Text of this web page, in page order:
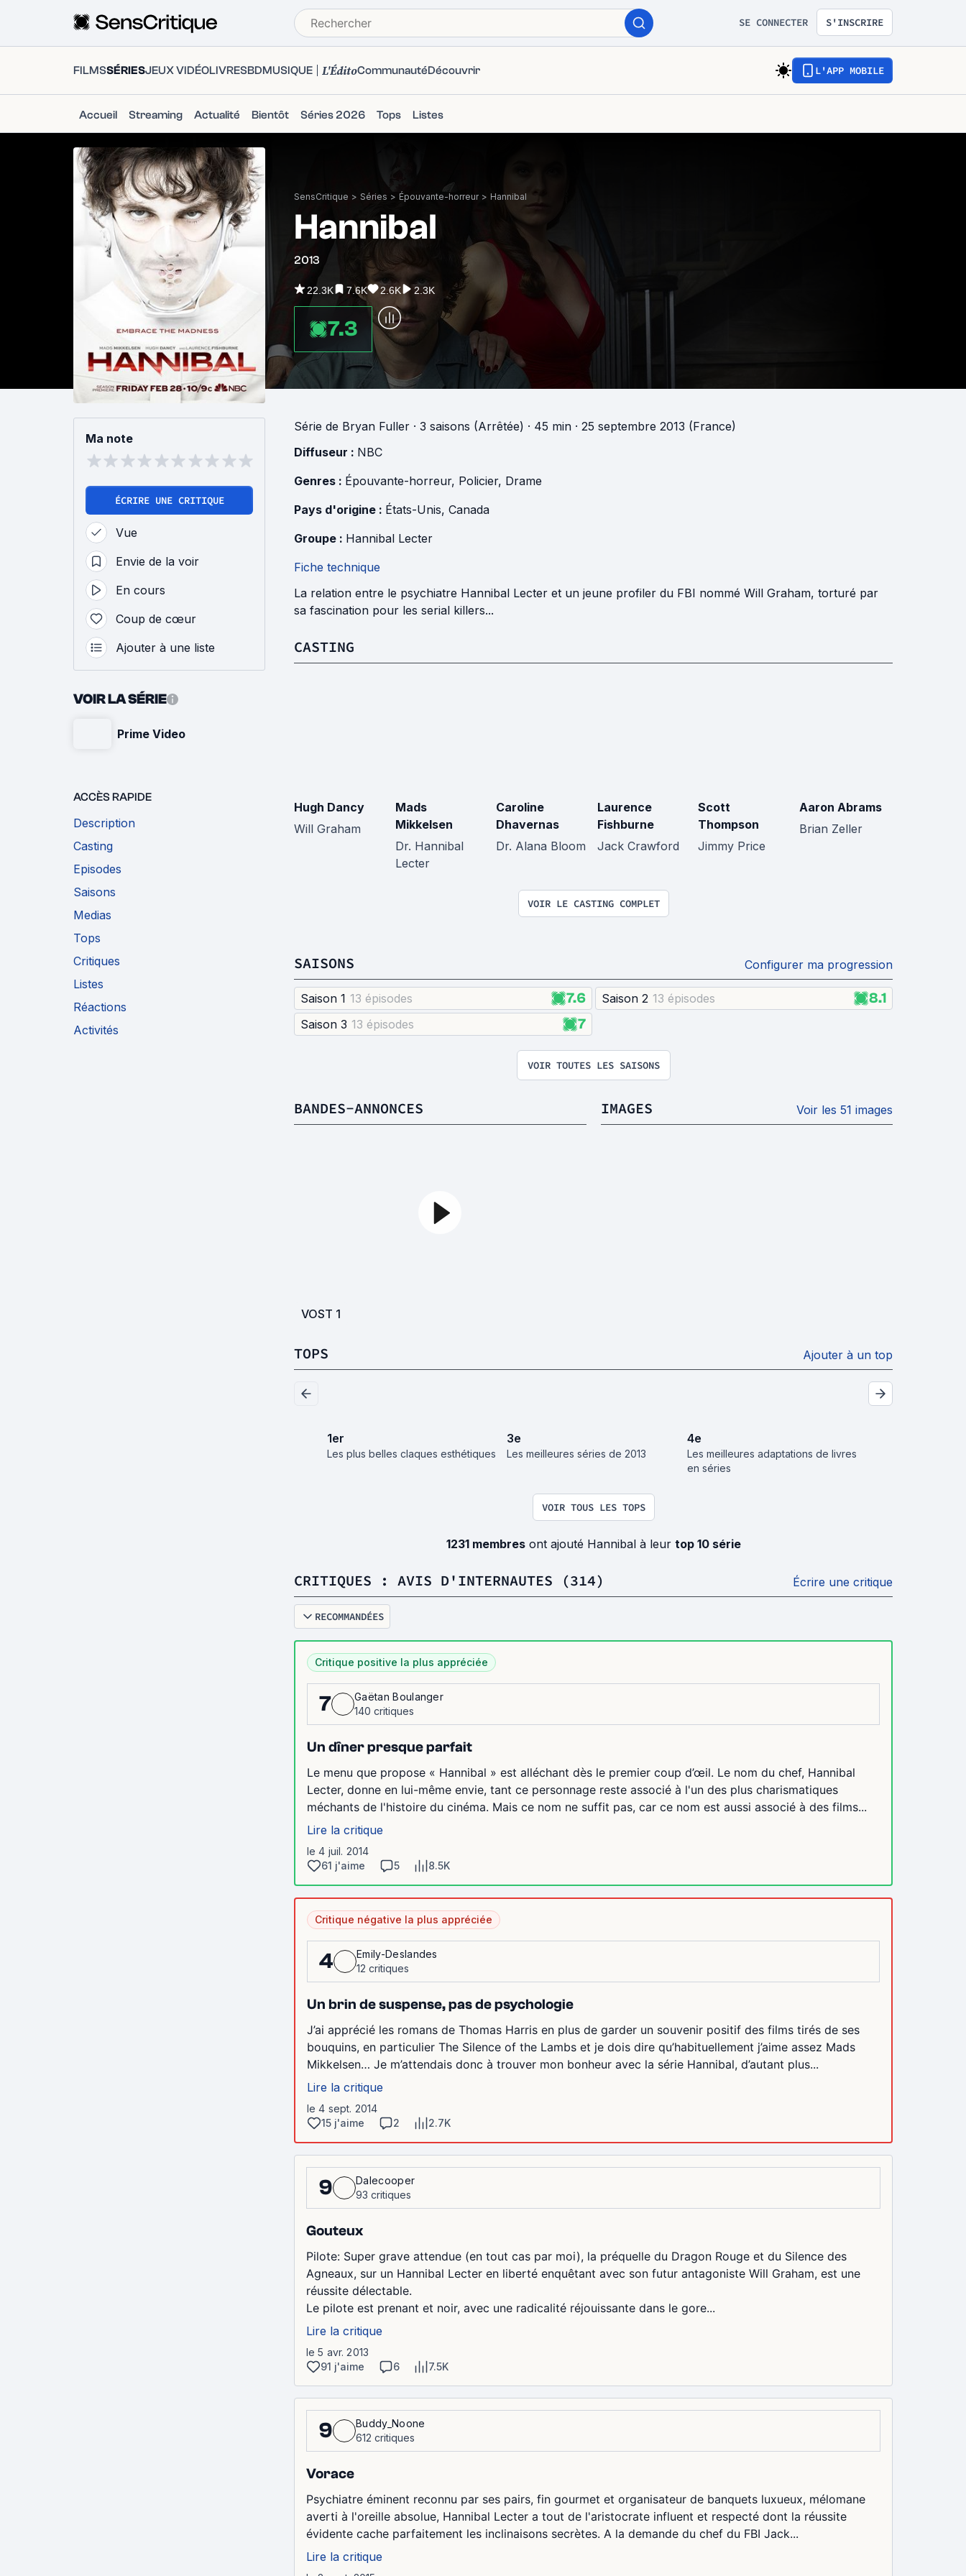
SE CONNECTER S'INSCRIRE
FILMSSÉRIESJEUX VIDÉOLIVRESBDMUSIQUE L'ÉditoCommunautéDécouvrir L'APP MOBILE
Accueil Streaming Actualité Bientôt Séries 2026 Tops Listes
SensCritique > Séries > Épouvante-horreur > Hannibal
Hannibal
2013
22.3K 7.6K 2.6K 2.3K
7.3
Ma note
ÉCRIRE UNE CRITIQUE
Vue
Envie de la voir
En cours
Coup de cœur
Ajouter à une liste
VOIR LA SÉRIE
Prime Video
ACCÈS RAPIDE
Description
Casting
Episodes
Saisons
Medias
Tops
Critiques
Listes
Réactions
Activités
Série de Bryan Fuller · 3 saisons (Arrêtée) · 45 min · 25 septembre 2013 (France)
Diffuseur : NBC
Genres : Épouvante-horreur, Policier, Drame
Pays d'origine : États-Unis, Canada
Groupe : Hannibal Lecter
Fiche technique
La relation entre le psychiatre Hannibal Lecter et un jeune profiler du FBI nommé Will Graham, torturé par
sa fascination pour les serial killers...
CASTING
Hugh Dancy
Will Graham
Mads
Mikkelsen
Dr. Hannibal
Lecter
Caroline
Dhavernas
Dr. Alana Bloom
Laurence
Fishburne
Jack Crawford
Scott
Thompson
Jimmy Price
Aaron Abrams
Brian Zeller
VOIR LE CASTING COMPLET
SAISONS Configurer ma progression
Saison 1 13 épisodes 7.6 Saison 2 13 épisodes 8.1
Saison 3 13 épisodes 7
VOIR TOUTES LES SAISONS
BANDES-ANNONCES
VOST 1
IMAGES Voir les 51 images
TOPS Ajouter à un top
1er
Les plus belles claques esthétiques
3e
Les meilleures séries de 2013
4e
Les meilleures adaptations de livres
en séries
VOIR TOUS LES TOPS
1231 membresont ajouté Hannibal à leur top 10 série
CRITIQUES : AVIS D'INTERNAUTES (314) Écrire une critique
RECOMMANDÉES
Critique positive la plus appréciée
7
Gaëtan Boulanger
140 critiques
Un dîner presque parfait
Le menu que propose « Hannibal » est alléchant dès le premier coup d’œil. Le nom du chef, Hannibal
Lecter, donne en lui-même envie, tant ce personnage reste associé à l'un des plus charismatiques
méchants de l'histoire du cinéma. Mais ce nom ne suffit pas, car ce nom est aussi associé à des films...
Lire la critique
le 4 juil. 2014
61 j'aime
5 8.5K
Critique négative la plus appréciée
4
Emily-Deslandes
12 critiques
Un brin de suspense, pas de psychologie
J’ai apprécié les romans de Thomas Harris en plus de garder un souvenir positif des films tirés de ses
bouquins, en particulier The Silence of the Lambs et je dois dire qu’habituellement j’aime assez Mads
Mikkelsen… Je m’attendais donc à trouver mon bonheur avec la série Hannibal, d’autant plus...
Lire la critique
le 4 sept. 2014
15 j'aime
2 2.7K
9
Dalecooper
93 critiques
Gouteux
Pilote: Super grave attendue (en tout cas par moi), la préquelle du Dragon Rouge et du Silence des
Agneaux, sur un Hannibal Lecter en liberté enquêtant avec son futur antagoniste Will Graham, est une
réussite délectable.
Le pilote est prenant et noir, avec une radicalité réjouissante dans le gore...
Lire la critique
le 5 avr. 2013
91 j'aime
6 7.5K
9
Buddy_Noone
612 critiques
Vorace
Psychiatre éminent reconnu par ses pairs, fin gourmet et organisateur de banquets luxueux, mélomane
averti à l'oreille absolue, Hannibal Lecter a tout de l'aristocrate influent et respecté dont la réussite
évidente cache parfaitement les inclinaisons secrètes. A la demande du chef du FBI Jack...
Lire la critique